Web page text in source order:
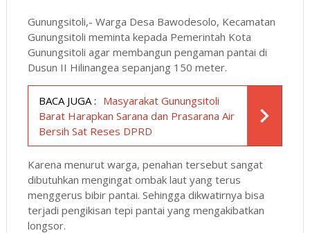
Gunungsitoli,- Warga Desa Bawodesolo, Kecamatan
Gunungsitoli meminta kepada Pemerintah Kota
Gunungsitoli agar membangun pengaman pantai di
Dusun II Hilinangea sepanjang 150 meter.
BACA JUGA : Masyarakat Gunungsitoli
Barat Harapkan Sarana dan Prasarana Air
Bersih Sat Reses DPRD
Karena menurut warga, penahan tersebut sangat
dibutuhkan mengingat ombak laut yang terus
menggerus bibir pantai. Sehingga dikwatirnya bisa
terjadi pengikisan tepi pantai yang mengakibatkan
longsor.